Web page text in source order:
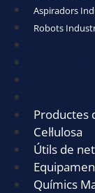
Aspiradors
Robots
Productes
Cel·lulosa
Útils de
Químics